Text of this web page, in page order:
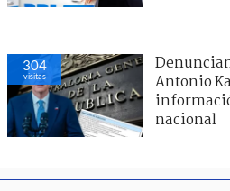
304
visitas
Antonio
nacional